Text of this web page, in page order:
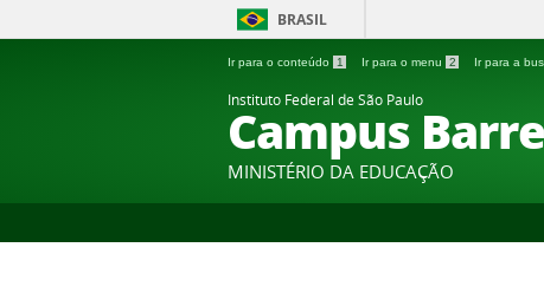
BRASIL
Ir para o conteúdo 1 Ir para o menu 2 Ir para a
Instituto Federal de São Paulo
Campus
MINISTÉRIO DA EDUCAÇÃO